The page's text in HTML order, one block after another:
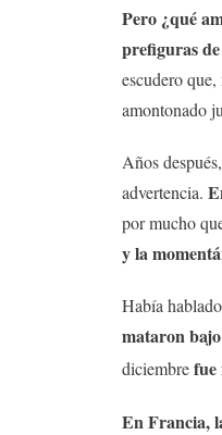
Pero ¿qué
prefiguras
escudero
amontonado
Años
advertencia.
por mucho
y la
Había
mataron
diciembrefue
En Francia,